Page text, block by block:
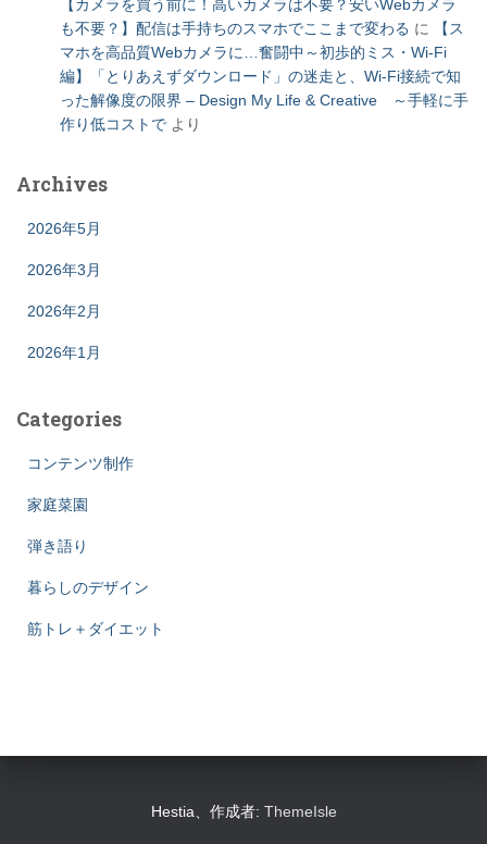
【カメラを買う前に！高いカメラは不要？安いWebカメラ
も不要？】配信は手持ちのスマホでここまで変わる に
【ス
マホを高品質Webカメラに…奮闘中～初歩的ミス・Wi-Fi
編】「とりあえずダウンロード」の迷走と、Wi-Fi接続で知
った解像度の限界 – Design My Life & Creative ～手軽に手
作り低コストで より
Archives
2026年5月
2026年3月
2026年2月
2026年1月
Categories
コンテンツ制作
家庭菜園
弾き語り
暮らしのデザイン
筋トレ＋ダイエット
Hestia、作成者: ThemeIsle